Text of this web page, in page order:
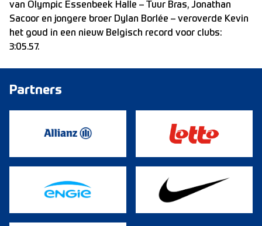
van Olympic Essenbeek Halle – Tuur Bras, Jonathan
Sacoor en jongere broer Dylan Borlée – veroverde Kevin
het goud in een nieuw Belgisch record voor clubs:
3:05.57.
Partners